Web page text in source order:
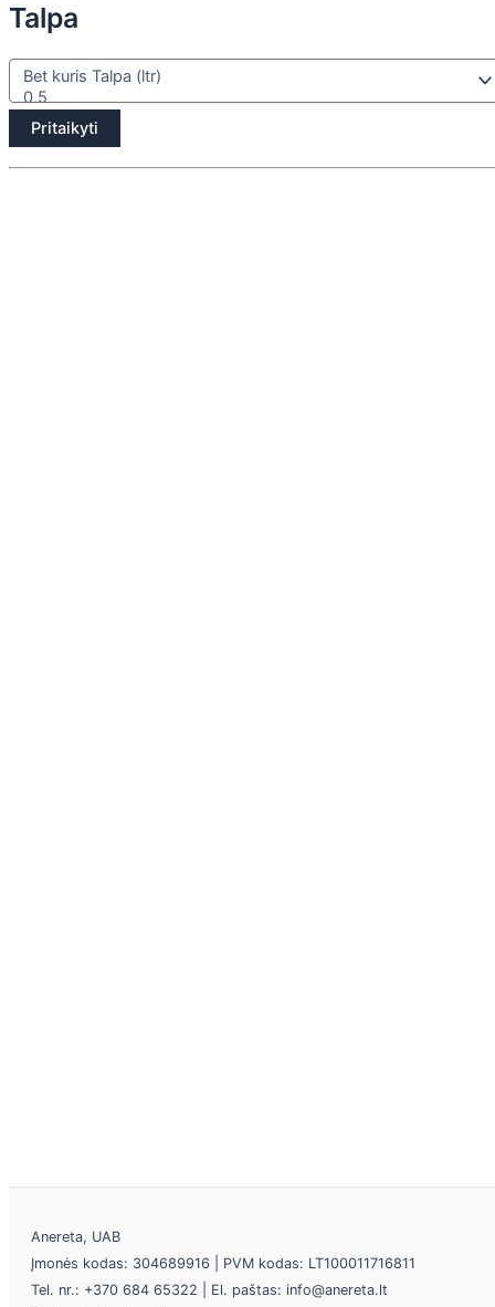
Talpa
Pritaikyti
Anereta, UAB
Įmonės kodas: 304689916 | PVM kodas: LT100011716811
Tel. nr.: +370 684 65322 | El. paštas: info@anereta.lt